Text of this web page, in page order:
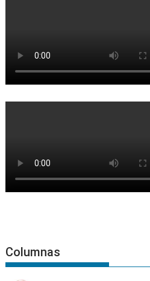
Columnas